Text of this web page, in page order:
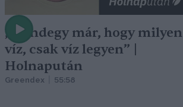
„Mindegy már, hogy milyen
víz, csak víz legyen” |
Holnapután
Greendex 55:58